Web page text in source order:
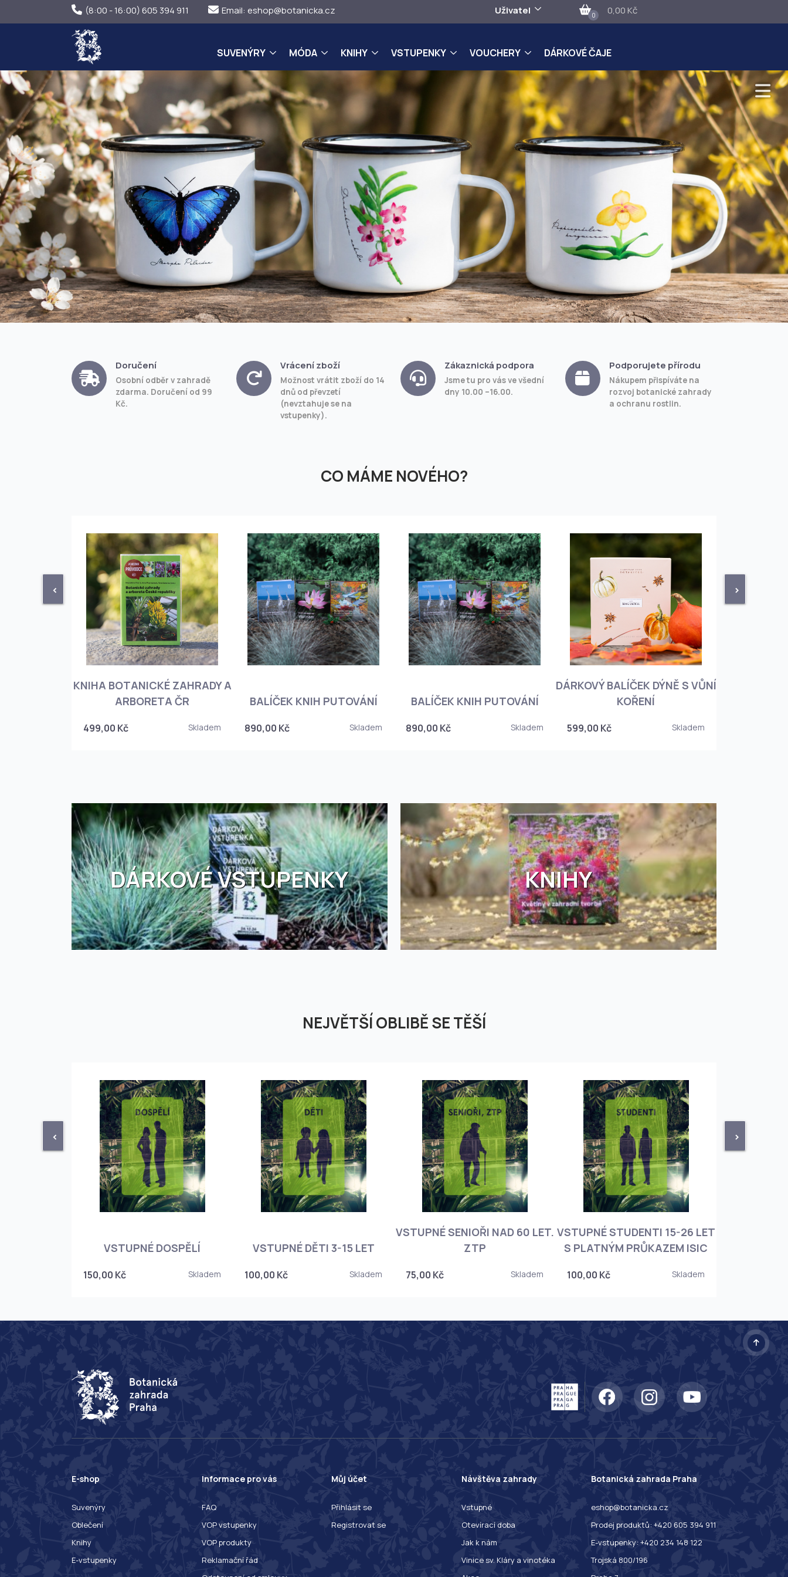
(8:00 - 16:00) 605 394 911 Email: eshop@botanicka.cz Uživatel 0 0,00 Kč
SUVENÝRY MÓDA KNIHY VSTUPENKY VOUCHERY DÁRKOVÉ ČAJE
Doručení
Osobní odběr v zahradě
zdarma. Doručení od 99
Kč.
Vrácení zboží
Možnost vrátit zboží do 14
dnů od převzetí
(nevztahuje se na
vstupenky).
Zákaznická podpora
Jsme tu pro vás ve všední
dny 10.00 –16.00.
Podporujete přírodu
Nákupem přispíváte na
rozvoj botanické zahrady
a ochranu rostlin.
CO MÁME NOVÉHO?
< >
KNIHA BOTANICKÉ ZAHRADY A
ARBORETA ČR
499,00 Kč Skladem
BALÍČEK KNIH PUTOVÁNÍ
890,00 Kč Skladem
BALÍČEK KNIH PUTOVÁNÍ
890,00 Kč Skladem
DÁRKOVÝ BALÍČEK DÝNĚ S VŮNÍ
KOŘENÍ
599,00 Kč Skladem
DÁRKOVÉ VSTUPENKY KNIHY
NEJVĚTŠÍ OBLIBĚ SE TĚŠÍ
< >
VSTUPNÉ DOSPĚLÍ
150,00 Kč Skladem
VSTUPNÉ DĚTI 3-15 LET
100,00 Kč Skladem
VSTUPNÉ SENIOŘI NAD 60 LET.
ZTP
75,00 Kč Skladem
VSTUPNÉ STUDENTI 15-26 LET
S PLATNÝM PRŮKAZEM ISIC
100,00 Kč Skladem
E-shop
Suvenýry
Oblečení
Knihy
E-vstupenky
Informace pro vás
FAQ
VOP vstupenky
VOP produkty
Reklamační řád
Můj účet
Přihlásit se
Registrovat se
Návštěva zahrady
Vstupné
Otevírací doba
Jak k nám
Vinice sv. Kláry a vinotéka
Botanická zahrada Praha
eshop@botanicka.cz
Prodej produktů: +420 605 394 911
E-vstupenky: +420 234 148 122
Trojská 800/196